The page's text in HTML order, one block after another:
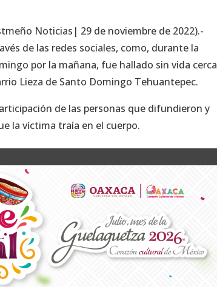
Noticias| 29 de noviembre de 2022).-
de las redes sociales, como, durante la
por la mañana, fue hallado sin vida cerca
Lieza de Santo Domingo Tehuantepec.
de las personas que difundieron y
la víctima traía en el cuerpo.